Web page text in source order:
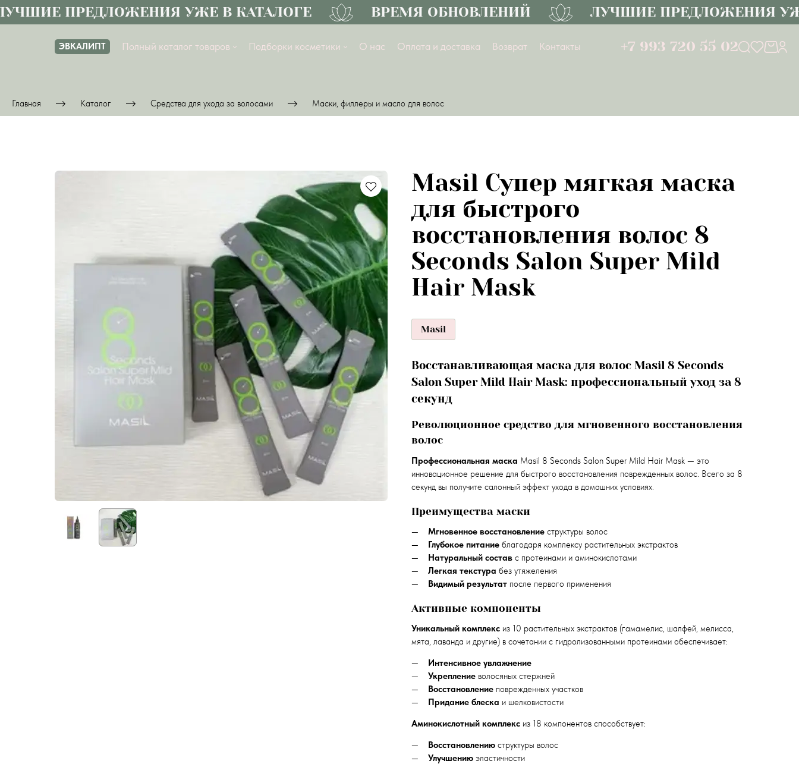
ПРЕДЛОЖЕНИЯ УЖЕ В КАТАЛОГЕ ВРЕМЯ ОБНОВЛЕНИЙ ЛУЧШИЕ ПРЕДЛОЖЕНИЯ УЖЕ
ЭВКАЛИПТ Полный каталог товаров Подборки косметики О нас Оплата и доставка Возврат Контакты +7 993 720 55 02
Главная Каталог Средства для ухода за волосами Маски, филлеры и масло для волос
Masil Супер мягкая маска
для быстрого
восстановления волос 8
Seconds Salon Super Mild
Hair Mask
Masil
Восстанавливающая маска для волос Masil 8 Seconds
Salon Super Mild Hair Mask: профессиональный уход за 8
секунд
Революционное средство для мгновенного восстановления
волос
Профессиональная маска Masil 8 Seconds Salon Super Mild Hair Mask — это
инновационное решение для быстрого восстановления поврежденных волос. Всего за 8
секунд вы получите салонный эффект ухода в домашних условиях.
Преимущества маски
Мгновенное восстановлениеструктуры волос
Глубокое питаниеблагодаря комплексу растительных экстрактов
Натуральный составс протеинами и аминокислотами
Легкая текстура без утяжеления
Видимый результатпосле первого применения
Активные компоненты
Уникальный комплекс из 10 растительных экстрактов (гамамелис, шалфей, мелисса,
мята, лаванда и другие) в сочетании с гидролизованными протеинами обеспечивает:
Интенсивное увлажнение
Укреплениеволосяных стержней
Восстановлениеповрежденных участков
Придание блеска и шелковистости
Аминокислотный комплекс из 18 компонентов способствует:
Восстановлениюструктуры волос
Улучшениюэластичности